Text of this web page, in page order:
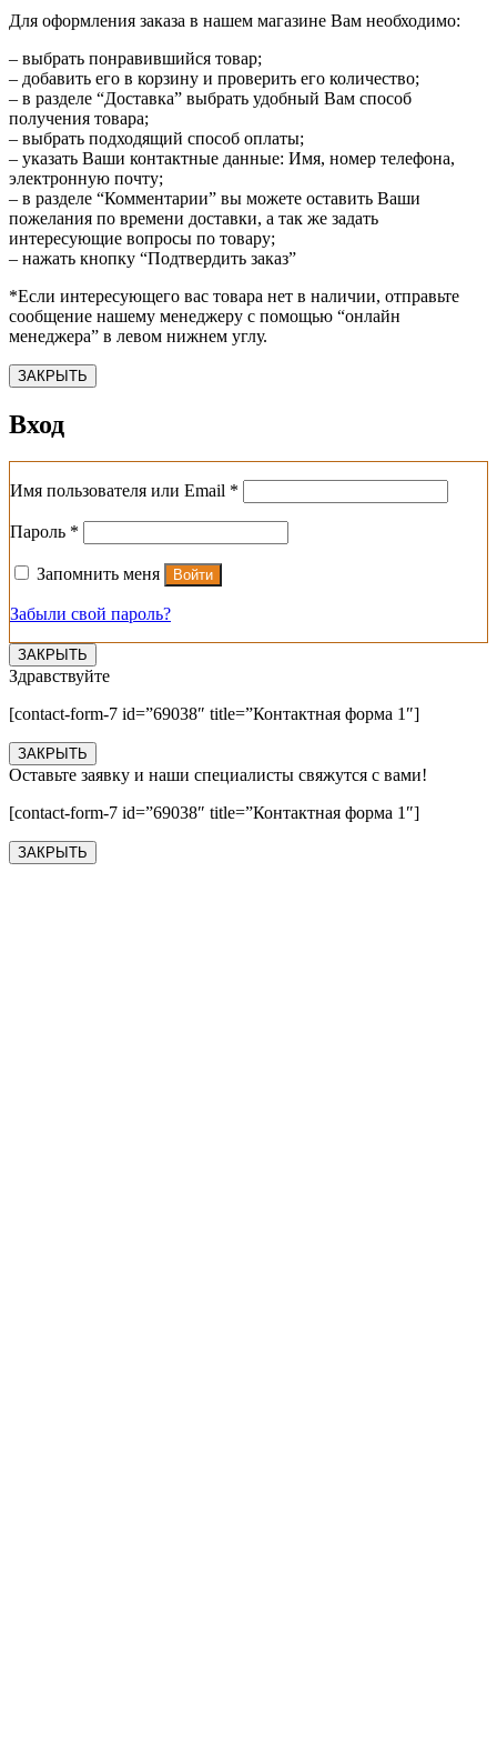
Для оформления заказа в нашем магазине Вам необходимо:
– выбрать понравившийся товар;
– добавить его в корзину и проверить его количество;
– в разделе “Доставка” выбрать удобный Вам способ
получения товара;
– выбрать подходящий способ оплаты;
– указать Ваши контактные данные: Имя, номер телефона,
электронную почту;
– в разделе “Комментарии” вы можете оставить Ваши
пожелания по времени доставки, а так же задать
интересующие вопросы по товару;
– нажать кнопку “Подтвердить заказ”
*Если интересующего вас товара нет в наличии, отправьте
сообщение нашему менеджеру с помощью “онлайн
менеджера” в левом нижнем углу.
ЗАКРЫТЬ
Вход
Имя пользователя или Email *
Пароль *
Запомнить меня Войти
Забыли свой пароль?
ЗАКРЫТЬ
Здравствуйте
[contact-form-7 id=”69038″ title=”Контактная форма 1″]
ЗАКРЫТЬ
Оставьте заявку и наши специалисты свяжутся с вами!
[contact-form-7 id=”69038″ title=”Контактная форма 1″]
ЗАКРЫТЬ